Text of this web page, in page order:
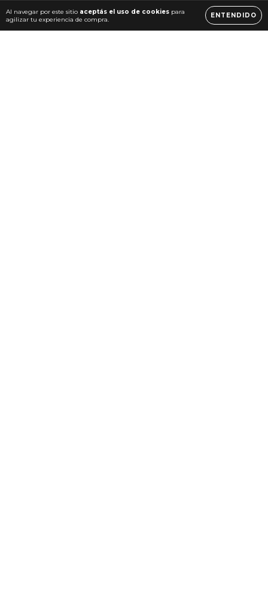
Al navegar por este sitio aceptás el uso de cookies para
agilizar tu experiencia de compra.
ENTENDIDO